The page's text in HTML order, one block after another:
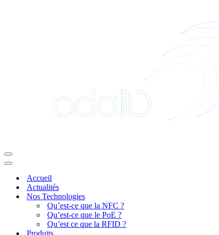
Menu
de
Menu
navigationAccueil
Actualités
Nos Technologies
Qu’est-ce que la NFC ?
Qu’est-ce que le PoE ?
Qu’est ce que la RFID ?
Produits